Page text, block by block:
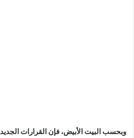
وبحسب البيت الأبيض، فإن القرارات